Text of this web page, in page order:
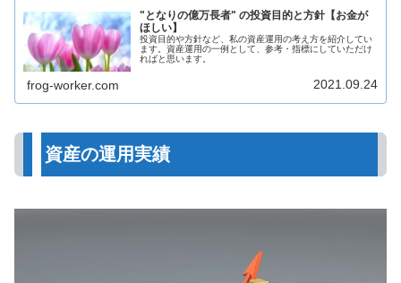
"となりの億万長者" の投資目的と方針【お金が
ほしい】
投資目的や方針など、私の資産運用の考え方を紹介してい
ます。資産運用の一例として、参考・指標にしていただけ
ればと思います。
frog-worker.com 2021.09.24
資産の運用実績